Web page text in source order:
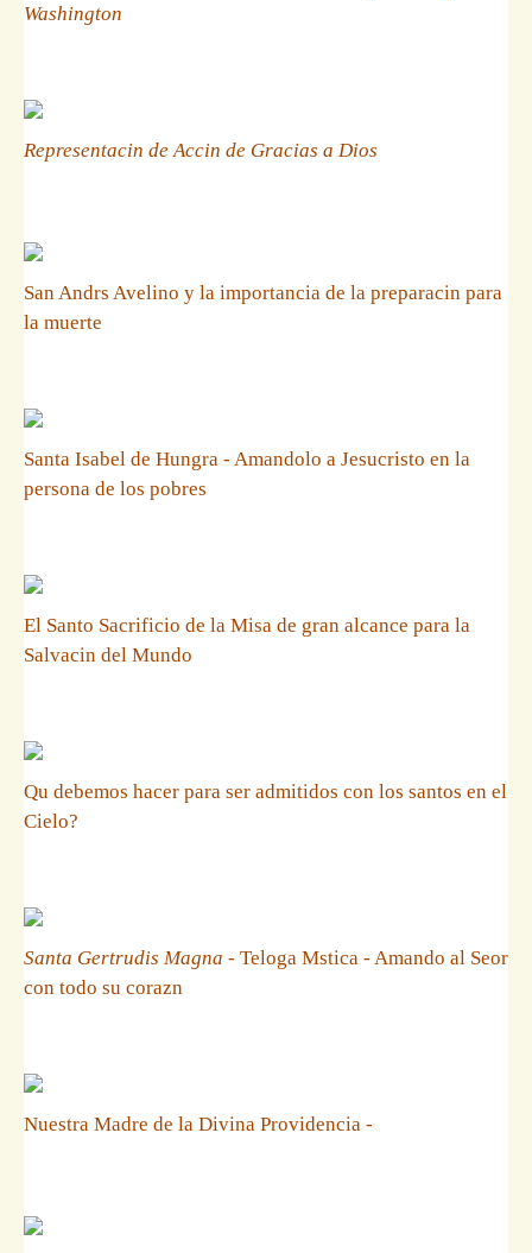
Washington
Representacin de Accin de Gracias a Dios
San Andrs Avelino y la importancia de la preparacin para
la muerte
Santa Isabel de Hungra - Amandolo a Jesucristo en la
persona de los pobres
El Santo Sacrificio de la Misa de gran alcance para la
Salvacin del Mundo
Qu debemos hacer para ser admitidos con los santos en el
Cielo?
Santa Gertrudis Magna - Teloga Mstica - Amando al Seor
con todo su corazn
Nuestra Madre de la Divina Providencia -